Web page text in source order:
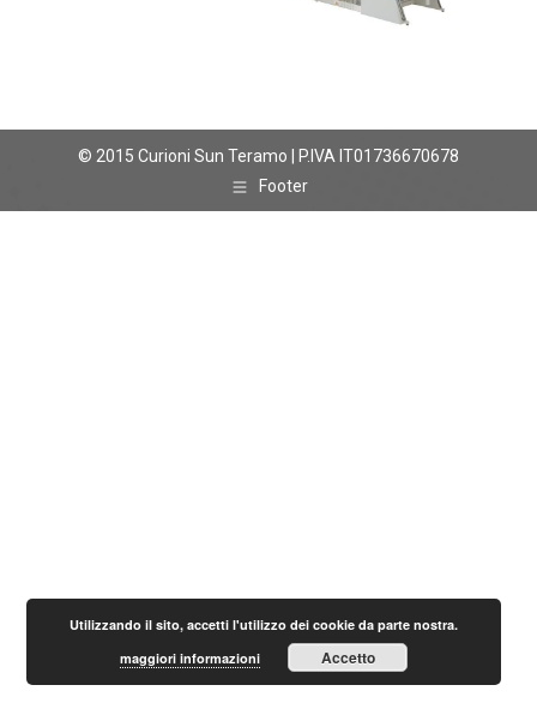
© 2015 Curioni Sun Teramo | P.IVA IT01736670678
Footer
Utilizzando il sito, accetti l'utilizzo dei cookie da parte nostra.
maggiori informazioni
Accetto